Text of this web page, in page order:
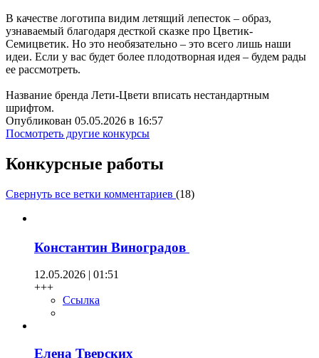
В качестве логотипа видим летящий лепесток – образ,
узнаваемый благодаря десткой сказке про Цветик-
Семицветик. Но это необязательно – это всего лишь наши
идеи. Если у вас будет более плодотворная идея – будем рады
ее рассмотреть.
Название бренда Лети-Цвети вписать нестандартным
шрифтом.
Опубликован 05.05.2026 в 16:57
Посмотреть другие конкурсы
Конкурсные работы
Свернуть все ветки комментариев (18)
Константин Виноградов
12.05.2026 | 01:51
+++
Ссылка
Елена Тверских